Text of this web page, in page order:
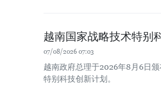
越南国家战略技术特别
07/08/2026 07:03
越南政府总理于2026年8月6日
特别科技创新计划。